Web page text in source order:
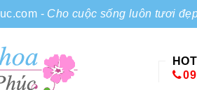
- Cho cuộc sống luôn tươi